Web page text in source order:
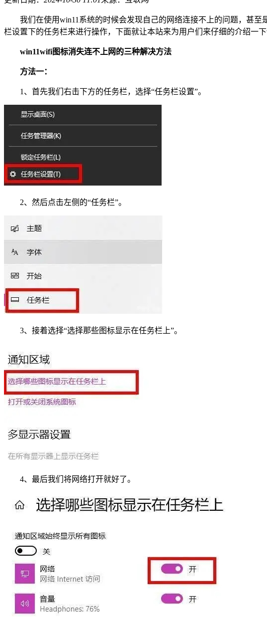
我们在使用win11系统的时候会发现自己的网络连接不上的问题，甚至
栏设置下的任务栏来进行操作，下面就让本站来为用户们来仔细的介绍一
win11wifi图标消失连不上网的三种解决方法
方法一：
1、首先我们右击下方的任务栏，选择“任务栏设置”。
2、然后点击左侧的“任务栏”。
3、接着选择“选择那些图标显示在任务栏上”。
4、最后我们将网络打开就好了。